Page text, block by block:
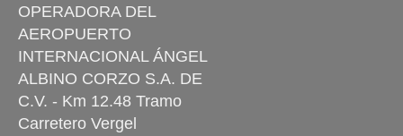
OPERADORA DEL
AEROPUERTO
INTERNACIONAL ÁNGEL
ALBINO CORZO S.A. DE
C.V. - Km 12.48 Tramo
Carretero Vergel